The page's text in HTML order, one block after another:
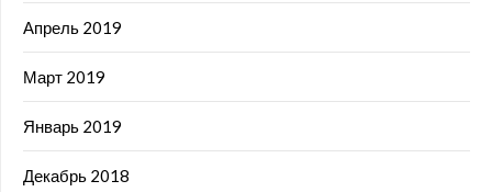
Апрель 2019
Март 2019
Январь 2019
Декабрь 2018